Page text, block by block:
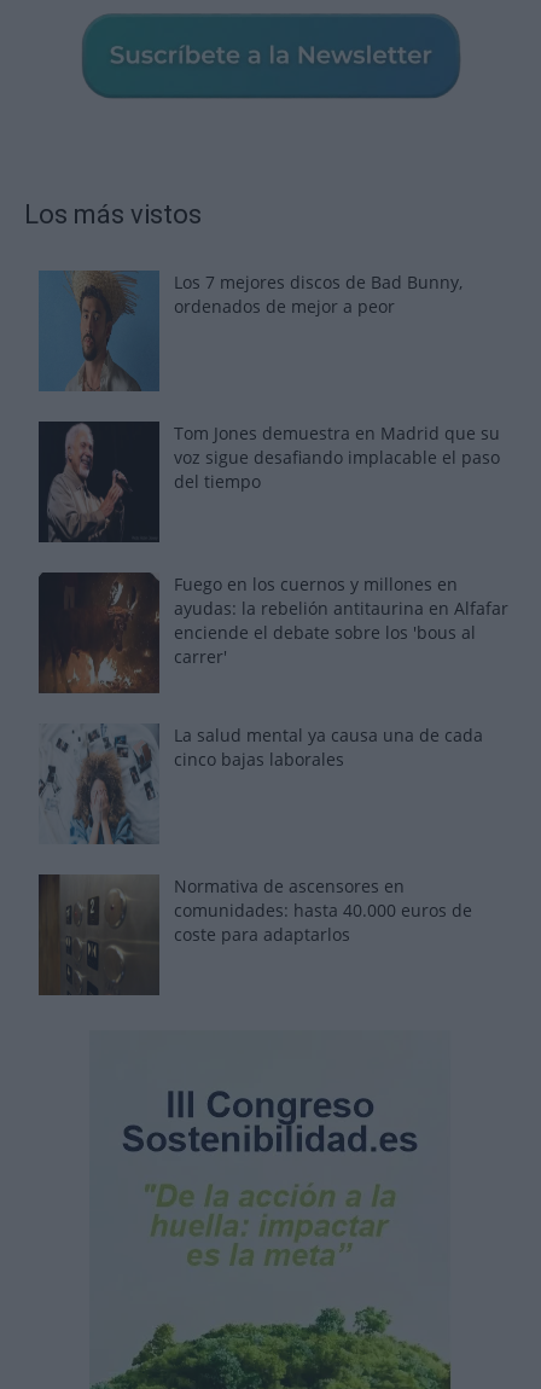
Los más vistos
Los 7 mejores discos de Bad Bunny,
ordenados de mejor a peor
Tom Jones demuestra en Madrid que su
voz sigue desafiando implacable el paso
del tiempo
Fuego en los cuernos y millones en
ayudas: la rebelión antitaurina en Alfafar
enciende el debate sobre los 'bous al
carrer'
La salud mental ya causa una de cada
cinco bajas laborales
Normativa de ascensores en
comunidades: hasta 40.000 euros de
coste para adaptarlos